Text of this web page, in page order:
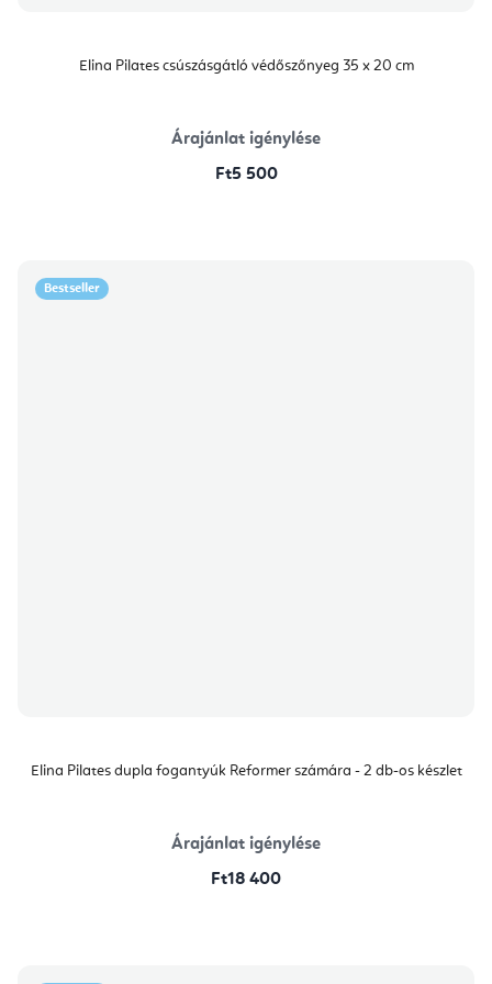
Elina Pilates csúszásgátló védőszőnyeg 35 x 20 cm
Árajánlat igénylése
Ft5 500
Bestseller
Elina Pilates dupla fogantyúk Reformer számára - 2 db-os készlet
Árajánlat igénylése
Ft18 400